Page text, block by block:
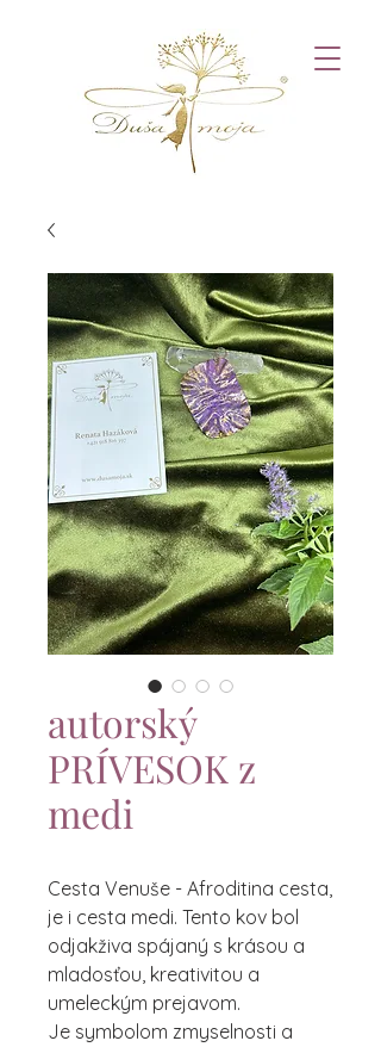
autorský
PRÍVESOK z
medi
Cesta Venuše - Afroditina cesta,
je i cesta medi. Tento kov bol
odjakživa spájaný s krásou a
mladosťou, kreativitou a
umeleckým prejavom.
Je symbolom zmyselnosti a